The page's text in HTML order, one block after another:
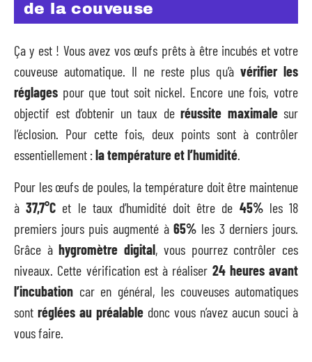
de la couveuse
Ça y est ! Vous avez vos œufs prêts à être incubés et votre
couveuse automatique. Il ne reste plus qu’àvérifier les
réglages pour que tout soit nickel. Encore une fois, votre
objectif est d’obtenir un taux de réussite maximalesur
l’éclosion. Pour cette fois, deux points sont à contrôler
essentiellement :la température et l’humidité
Pour les œufs de poules, la température doit être maintenue
à37,7°C et le taux d’humidité doit être de 45%les 18
premiers jours puis augmenté à65% les 3 derniers jours.
Grâce àhygromètre digital, vous pourrez contrôler ces
niveaux. Cette vérification est à réaliser 24 heures avant
l’incubation car en général, les couveuses automatiques
sont réglées au préalable donc vous n’avez aucun souci à
vous faire.